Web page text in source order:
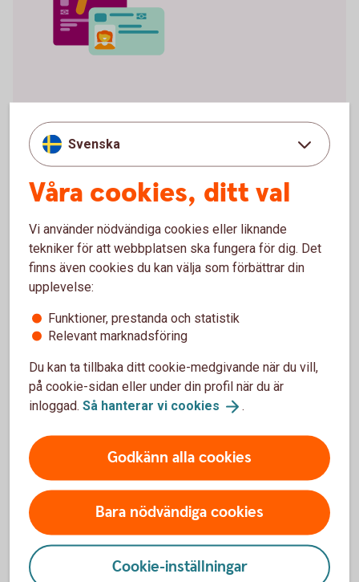
Vi använder digitala ID-
kontroller för att skydda dig
Ibland kan vi behöva utöka våra kontroller för att
skydda dig lite extra. Då behöver du använda ditt
svenska pass eller nationella ID-kort.
Det kan vara till exempel när du inte kan komma
in på kontoret, när du aktiverar utökad användning
av Mobilt BankID och för vissa
Allt du behöver är pass eller nationellt ID-kort
och din mobil. Det ökar din trygghet.
Se film om hur skaffa eller förnya Mobilt BankID
medID-handling
Har du inget pass eller nationellt ID-
Skaffa pass eller nationellt ID-kort
(polisen.se)
Svenska
Våra cookies, ditt val
Vi använder nödvändiga cookies eller liknande
tekniker för att webbplatsen ska fungera för dig. Det
finns även cookies du kan välja som förbättrar din
upplevelse:
Funktioner, prestanda och statistik
Relevant marknadsföring
Du kan ta tillbaka ditt cookie-medgivande när du vill,
på cookie-sidan eller under din profil när du är
inloggad. Så hanterar vi cookies .
Godkänn alla cookies
Bara nödvändiga cookies
Cookie-inställningar